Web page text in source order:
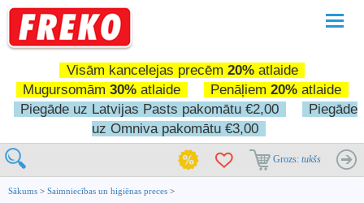
Visām kancelejas precēm 20%atlaide
Mugursomām 30% atlaide Penāļiem 20% atlaide
Piegāde uz Latvijas Pasts pakomātu €2,00
Piegāde
uz Omniva pakomātu €3,00
Grozs: tukšs
Sākums > Saimniecības un higiēnas preces >